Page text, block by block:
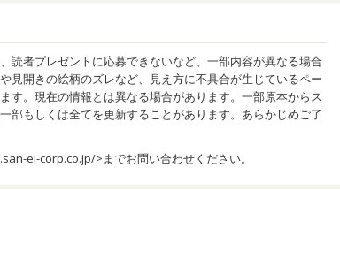
読者プレゼントに応募できないなど、一部内容が異なる場合
見開きの絵柄のズレなど、見え方に不具合が生じているペー
す。現在の情報とは異なる場合があります。一部原本からス
部もしくは全てを更新することがあります。あらかじめご了
ei-corp.co.jp/>までお問い合わせください。